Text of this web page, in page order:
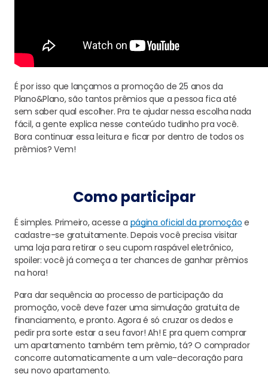
É por isso que lançamos a promoção de 25 anos da
Plano&Plano, são tantos prêmios que a pessoa fica até
sem saber qual escolher. Pra te ajudar nessa escolha nada
fácil, a gente explica nesse conteúdo tudinho pra você.
Bora continuar essa leitura e ficar por dentro de todos os
prêmios? Vem!
Como participar
É simples. Primeiro, acesse a página oficialda promoção e
cadastre-se gratuitamente. Depois você precisa visitar
uma loja para retirar o seu cupom raspável eletrônico,
spoiler: você já começa a ter chances de ganhar prêmios
na hora!
Para dar sequência ao processo de participação da
promoção, você deve fazer uma simulação gratuita de
financiamento, e pronto. Agora é só cruzar os dedos e
pedir pra sorte estar a seu favor! Ah! E pra quem comprar
um apartamento também tem prêmio, tá? O comprador
concorre automaticamente a um vale-decoração para
seu novo apartamento.